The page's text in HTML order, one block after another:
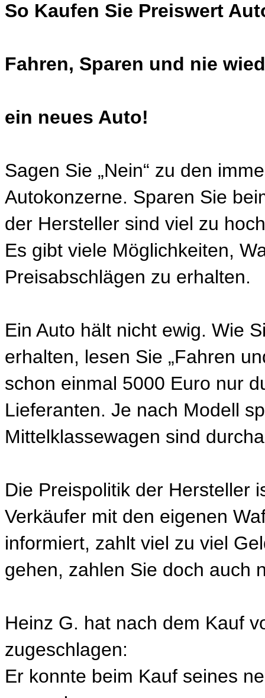
So Kaufen Sie Preiswert
Fahren, Sparen und nie
ein neues Auto!
Sagen Sie „Nein“ zu den
Autokonzerne. Sparen Sie
der Hersteller sind viel zu
Es gibt viele Möglichkeiten,
Preisabschlägen zu erhalten.
Ein Auto hält nicht ewig. Wie
erhalten, lesen Sie „Fahren
schon einmal 5000 Euro nur
Lieferanten. Je nach Modell
Mittelklassewagen sind
Die Preispolitik der Hersteller
Verkäufer mit den eigenen
informiert, zahlt viel zu viel
gehen, zahlen Sie doch auch
Heinz G. hat nach dem Kauf
zugeschlagen:
Er konnte beim Kauf seines